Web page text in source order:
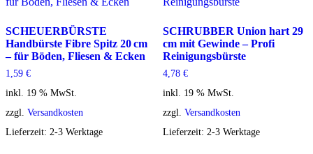
SCHEUERBÜRSTE
Handbürste Fibre Spitz 20 cm
– für Böden, Fliesen & Ecken
1,59 €
inkl. 19 % MwSt.
zzgl. Versandkosten
Lieferzeit: 2-3 Werktage
SCHRUBBER Union hart 29
cm mit Gewinde – Profi
Reinigungsbürste
4,78 €
inkl. 19 % MwSt.
zzgl. Versandkosten
Lieferzeit: 2-3 Werktage